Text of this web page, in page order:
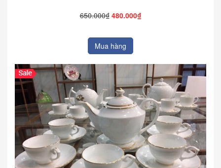
650.000₫ 480.000₫
Mua hàng